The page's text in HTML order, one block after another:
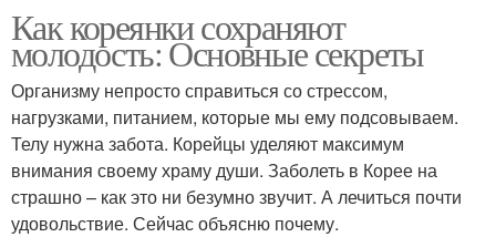
Как кореянки сохраняют
молодость: Основные секреты
Организму непросто справиться со стрессом,
нагрузками, питанием, которые мы ему подсовываем.
Телу нужна забота. Корейцы уделяют максимум
внимания своему храму души. Заболеть в Корее на
страшно – как это ни безумно звучит. А лечиться почти
удовольствие. Сейчас объясню почему.